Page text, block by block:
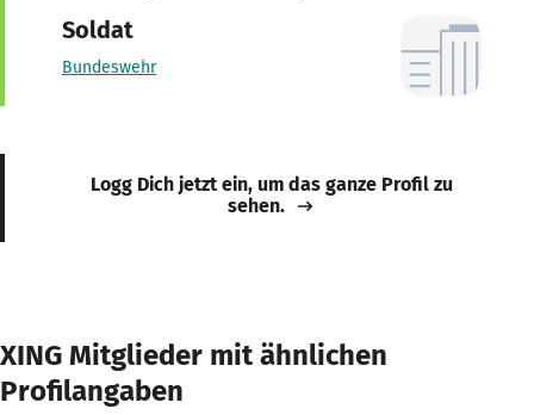
Soldat
Bundeswehr
Logg Dich jetzt ein, um das ganze Profil zu
sehen.
XING Mitglieder mit ähnlichen
Profilangaben